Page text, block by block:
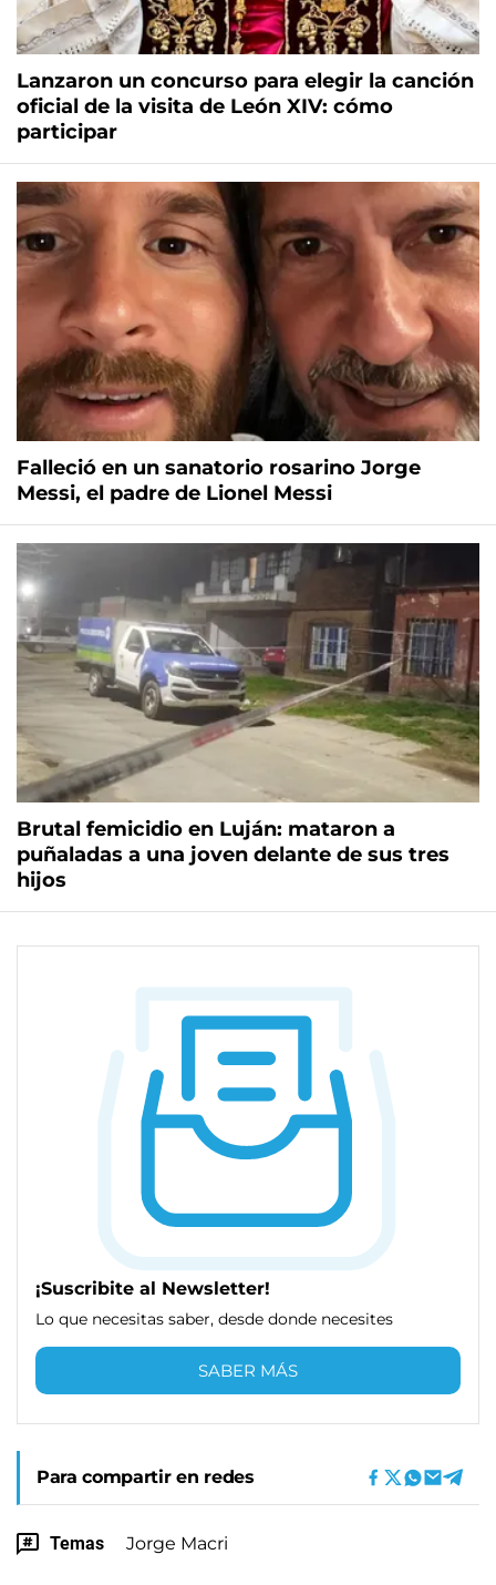
Lanzaron un concurso para elegir la canción
oficial de la visita de León XIV: cómo
participar
Falleció en un sanatorio rosarino Jorge
Messi, el padre de Lionel Messi
Brutal femicidio en Luján: mataron a
puñaladas a una joven delante de sus tres
hijos
¡Suscribite al Newsletter!
Lo que necesitas saber, desde donde necesites
SABER MÁS
Para compartir en redes
Temas Jorge Macri